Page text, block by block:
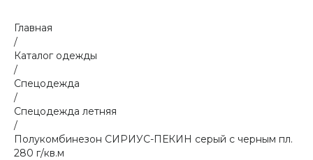
Главная
/
Каталог одежды
/
Спецодежда
/
Спецодежда летняя
/
Полукомбинезон СИРИУС-ПЕКИН серый с черным пл.
280 г/кв.м